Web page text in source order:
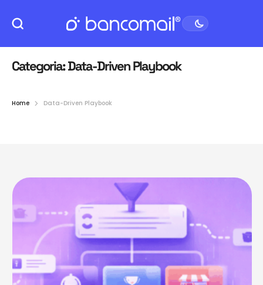
Categoria:Data-Driven Playbook
Home Data-Driven Playbook